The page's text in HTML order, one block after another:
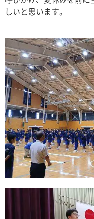
しいと思います。